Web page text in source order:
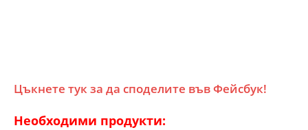
Цъкнете тук за да споделите във Фейсбук!
Необходими продукти: